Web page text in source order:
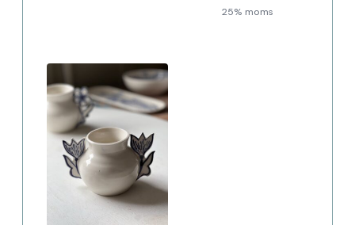
25% moms